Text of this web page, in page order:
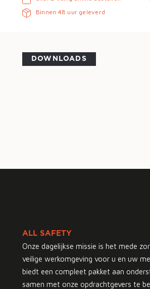
Binnen 48 uur geleverd
DOWNLOADS
ALL SAFETY
Onze dagelijkse missie is het mede
veilige werkomgeving voor u en uw
biedt een compleet pakket aan
samen met onze opdrachtgevers te